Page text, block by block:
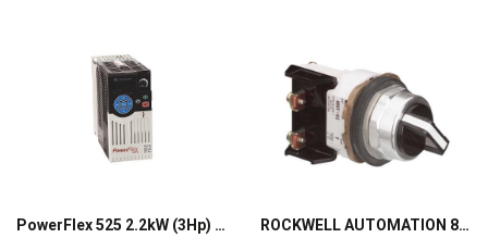
PowerFlex 525 2.2kW (3Hp) AC Drive ROCKWELL AUTOMATION 800T, 30mm, 2 POSICIONES, Selector Switch, 1 N.O. 1N.C. - 800T-H2A